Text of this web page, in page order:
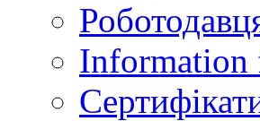
Information